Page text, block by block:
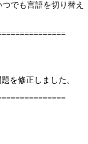
でも言語を切り替え
を修正しました。